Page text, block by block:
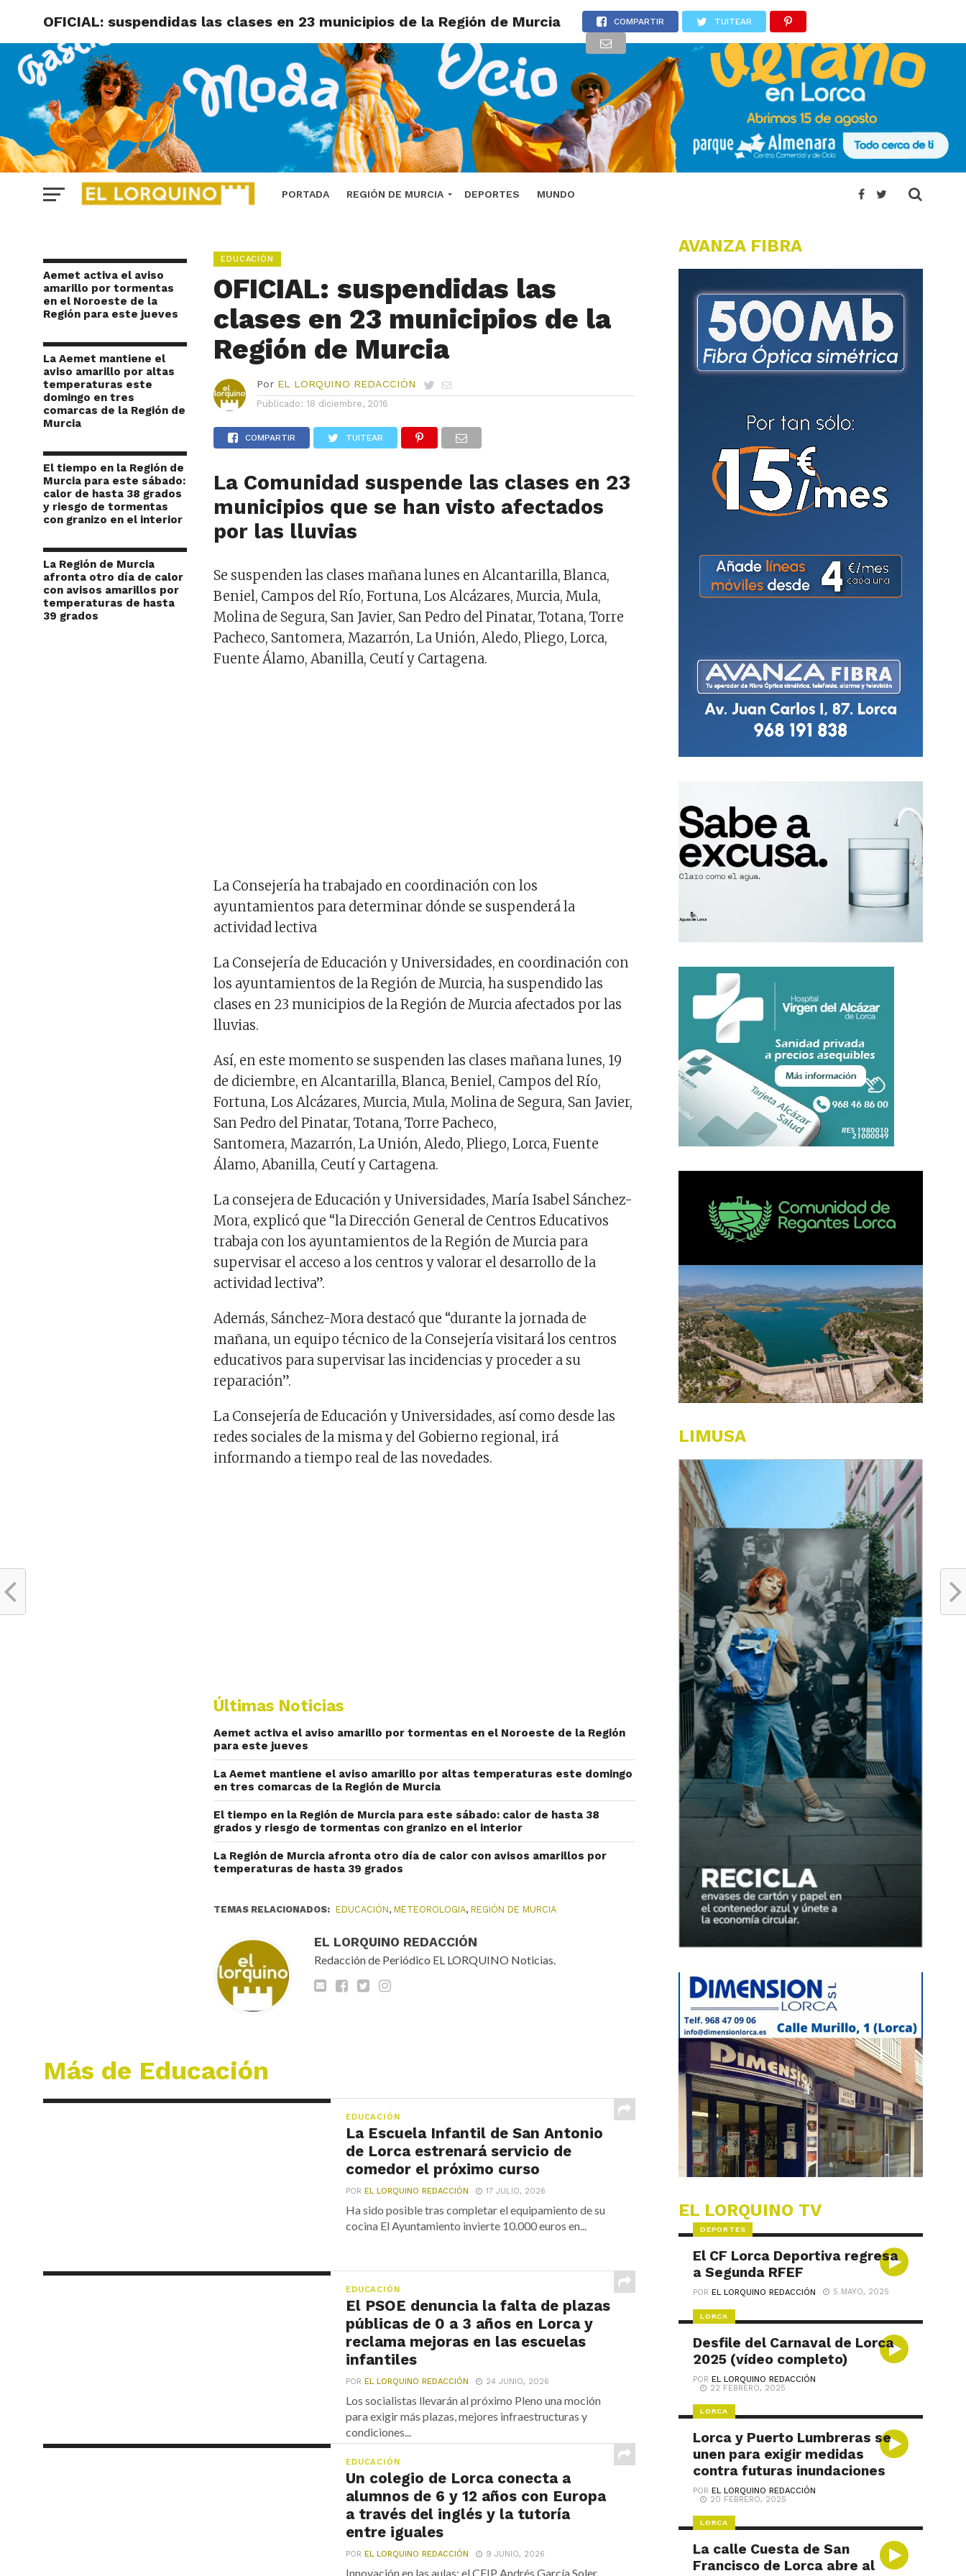
PORTADA REGIÓN DE MURCIA DEPORTES MUNDO
OFICIAL: suspendidas las clases en 23 municipios de la Región de Murcia COMPARTIR TUITEAR
Aemet activa el aviso
amarillo por tormentas
en el Noroeste de la
Región para este jueves
La Aemet mantiene el
aviso amarillo por altas
temperaturas este
domingo en tres
comarcas de la Región de
Murcia
El tiempo en la Región de
Murcia para este sábado:
calor de hasta 38 grados
y riesgo de tormentas
con granizo en el interior
La Región de Murcia
afronta otro día de calor
con avisos amarillos por
temperaturas de hasta
39 grados
EDUCACIÓN
OFICIAL: suspendidas las
clases en 23 municipios de la
Región de Murcia
Por EL LORQUINO REDACCIÓN
Publicado: 18 diciembre, 2016
COMPARTIR TUITEAR
La Comunidad suspende las clases en 23
municipios que se han visto afectados
por las lluvias
Se suspenden las clases mañana lunes en Alcantarilla, Blanca,
Beniel, Campos del Río, Fortuna, Los Alcázares, Murcia, Mula,
Molina de Segura, San Javier, San Pedro del Pinatar, Totana, Torre
Pacheco, Santomera, Mazarrón, La Unión, Aledo, Pliego, Lorca,
Fuente Álamo, Abanilla, Ceutí y Cartagena.
La Consejería ha trabajado en coordinación con los
ayuntamientos para determinar dónde se suspenderá la
actividad lectiva
La Consejería de Educación y Universidades, en coordinación con
los ayuntamientos de la Región de Murcia, ha suspendido las
clases en 23 municipios de la Región de Murcia afectados por las
lluvias.
Así, en este momento se suspenden las clases mañana lunes, 19
de diciembre, en Alcantarilla, Blanca, Beniel, Campos del Río,
Fortuna, Los Alcázares, Murcia, Mula, Molina de Segura, San Javier,
San Pedro del Pinatar, Totana, Torre Pacheco,
Santomera, Mazarrón, La Unión, Aledo, Pliego, Lorca, Fuente
Álamo, Abanilla, Ceutí y Cartagena.
La consejera de Educación y Universidades, María Isabel Sánchez-
Mora, explicó que “la Dirección General de Centros Educativos
trabaja con los ayuntamientos de la Región de Murcia para
supervisar el acceso a los centros y valorar el desarrollo de la
actividad lectiva”.
Además, Sánchez-Mora destacó que “durante la jornada de
mañana, un equipo técnico de la Consejería visitará los centros
educativos para supervisar las incidencias y proceder a su
reparación”.
La Consejería de Educación y Universidades, así como desde las
redes sociales de la misma y del Gobierno regional, irá
informando a tiempo real de las novedades.
Últimas Noticias
Aemet activa el aviso amarillo por tormentas en el Noroeste de la Región
para este jueves
La Aemet mantiene el aviso amarillo por altas temperaturas este domingo
en tres comarcas de la Región de Murcia
El tiempo en la Región de Murcia para este sábado: calor de hasta 38
grados y riesgo de tormentas con granizo en el interior
La Región de Murcia afronta otro día de calor con avisos amarillos por
temperaturas de hasta 39 grados
TEMAS RELACIONADOS: EDUCACIÓN,METEOROLOGIA,REGIÓN DE MURCIA
EL LORQUINO REDACCIÓN
Redacción de Periódico EL LORQUINO Noticias.
Más de Educación
EDUCACIÓN
La Escuela Infantil de San Antonio
de Lorca estrenará servicio de
comedor el próximo curso
POREL LORQUINO REDACCIÓN 17 JULIO, 2026
Ha sido posible tras completar el equipamiento de su
cocina El Ayuntamiento invierte 10.000 euros en...
EDUCACIÓN
El PSOE denuncia la falta de plazas
públicas de 0 a 3 años en Lorca y
reclama mejoras en las escuelas
infantiles
POREL LORQUINO REDACCIÓN 24 JUNIO, 2026
Los socialistas llevarán al próximo Pleno una moción
para exigir más plazas, mejores infraestructuras y
condiciones...
EDUCACIÓN
Un colegio de Lorca conecta a
alumnos de 6 y 12 años con Europa
a través del inglés y la tutoría
entre iguales
POREL LORQUINO REDACCIÓN 9 JUNIO, 2026
Innovación en las aulas: el CEIP Andrés García Soler
AVANZA FIBRA
LIMUSA
EL LORQUINO TV
DEPORTES
El CF Lorca Deportiva regresa
a Segunda RFEF
POREL LORQUINO REDACCIÓN 5 MAYO, 2025
LORCA
Desfile del Carnaval de Lorca
2025 (vídeo completo)
POREL LORQUINO REDACCIÓN
22 FEBRERO, 2025
LORCA
Lorca y Puerto Lumbreras se
unen para exigir medidas
contra futuras inundaciones
POREL LORQUINO REDACCIÓN
20 FEBRERO, 2025
LORCA
La calle Cuesta de San
Francisco de Lorca abre al